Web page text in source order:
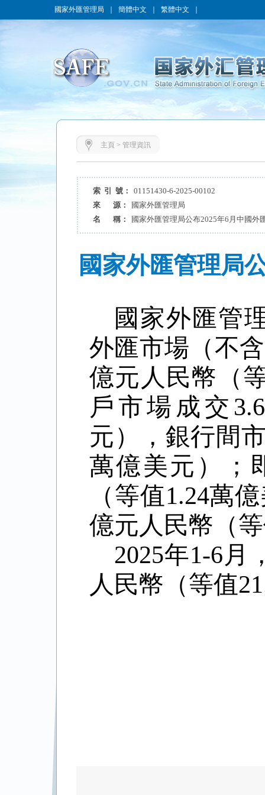
國家外匯管理局 簡體中文 繁體中文
主頁 > 管理資訊
索 引 號：
01151430-6-2025-00102
來 源：
國家外匯管理局
名 稱：
國家外匯管理局公布2025年6月中國外
國家外匯管理局
國家外匯管
外匯市場（不
億元人民幣（
戶市場成交
元），銀行間
萬億美元）；
（等值1.24萬
億元人民幣（
2025年1-6月
人民幣（等值